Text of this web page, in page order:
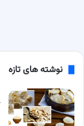
نوشته های تازه